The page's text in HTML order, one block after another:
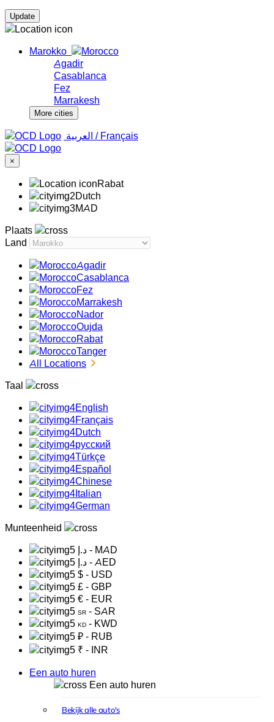
Marokko
Agadir
Casablanca
Fez
Marrakesh
More cities
‏العربية ‏ / Français
×
Rabat
Dutch
MAD
Plaats
Land
Agadir
Casablanca
Fez
Marrakesh
Nador
Oujda
Rabat
Tanger
All Locations
Taal
English
Français
Dutch
русский
Türkçe
Español
Chinese
Italian
German
Munteenheid
د.إ - MAD
د.إ - AED
$ - USD
£ - GBP
€ - EUR
SR - SAR
KD - KWD
₽ - RUB
₹ - INR
Een auto huren
Een auto huren
Bekijk alle auto's